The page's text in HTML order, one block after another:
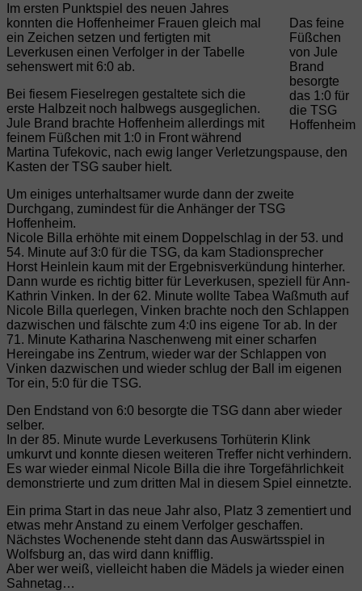
Das feine
Füßchen
von Jule
Brand
besorgte
das 1:0 für
die TSG
Hoffenheim
Im ersten Punktspiel des neuen Jahres
konnten die Hoffenheimer Frauen gleich mal
ein Zeichen setzen und fertigten mit
Leverkusen einen Verfolger in der Tabelle
sehenswert mit 6:0 ab.
Bei fiesem Fieselregen gestaltete sich die
erste Halbzeit noch halbwegs ausgeglichen.
Jule Brand brachte Hoffenheim allerdings mit
feinem Füßchen mit 1:0 in Front während
Martina Tufekovic, nach ewig langer Verletzungspause, den
Kasten der TSG sauber hielt.
Um einiges unterhaltsamer wurde dann der zweite
Durchgang, zumindest für die Anhänger der TSG
Hoffenheim.
Nicole Billa erhöhte mit einem Doppelschlag in der 53. und
54. Minute auf 3:0 für die TSG, da kam Stadionsprecher
Horst Heinlein kaum mit der Ergebnisverkündung hinterher.
Dann wurde es richtig bitter für Leverkusen, speziell für Ann-
Kathrin Vinken. In der 62. Minute wollte Tabea Waßmuth auf
Nicole Billa querlegen, Vinken brachte noch den Schlappen
dazwischen und fälschte zum 4:0 ins eigene Tor ab. In der
71. Minute Katharina Naschenweng mit einer scharfen
Hereingabe ins Zentrum, wieder war der Schlappen von
Vinken dazwischen und wieder schlug der Ball im eigenen
Tor ein, 5:0 für die TSG.
Den Endstand von 6:0 besorgte die TSG dann aber wieder
selber.
In der 85. Minute wurde Leverkusens Torhüterin Klink
umkurvt und konnte diesen weiteren Treffer nicht verhindern.
Es war wieder einmal Nicole Billa die ihre Torgefährlichkeit
demonstrierte und zum dritten Mal in diesem Spiel einnetzte.
Ein prima Start in das neue Jahr also, Platz 3 zementiert und
etwas mehr Anstand zu einem Verfolger geschaffen.
Nächstes Wochenende steht dann das Auswärtsspiel in
Wolfsburg an, das wird dann knifflig.
Aber wer weiß, vielleicht haben die Mädels ja wieder einen
Sahnetag…